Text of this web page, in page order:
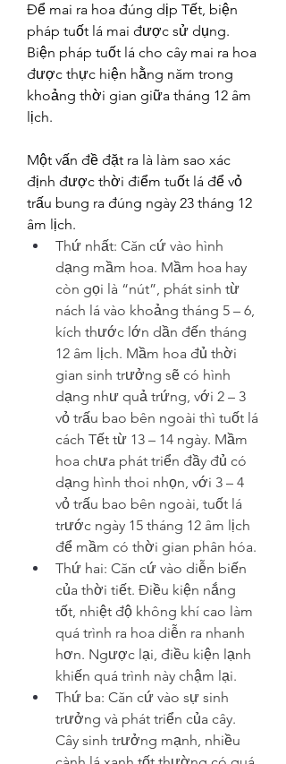
Để mai ra hoa đúng dịp Tết, biện
pháp tuốt lá mai được sử dụng.
Biện pháp tuốt lá cho cây mai ra hoa
được thực hiện hằng năm trong
khoảng thời gian giữa tháng 12 âm
lịch.
Một vấn đề đặt ra là làm sao xác
định được thời điểm tuốt lá để vỏ
trấu bung ra đúng ngày 23 tháng 12
âm lịch.
Thứ nhất: Căn cứ vào hình
dạng mầm hoa. Mầm hoa hay
còn gọi là “nút”, phát sinh từ
nách lá vào khoảng tháng 5 – 6,
kích thước lớn dần đến tháng
12 âm lịch. Mầm hoa đủ thời
gian sinh trưởng sẽ có hình
dạng như quả trứng, với 2 – 3
vỏ trấu bao bên ngoài thì tuốt lá
cách Tết từ 13 – 14 ngày. Mầm
hoa chưa phát triển đầy đủ có
dạng hình thoi nhọn, với 3 – 4
vỏ trấu bao bên ngoài, tuốt lá
trước ngày 15 tháng 12 âm lịch
để mầm có thời gian phân hóa.
Thứ hai: Căn cứ vào diễn biến
của thời tiết. Điều kiện nắng
tốt, nhiệt độ không khí cao làm
quá trình ra hoa diễn ra nhanh
hơn. Ngược lại, điều kiện lạnh
khiến quá trình này chậm lại.
Thứ ba: Căn cứ vào sự sinh
trưởng và phát triển của cây.
Cây sinh trưởng mạnh, nhiều